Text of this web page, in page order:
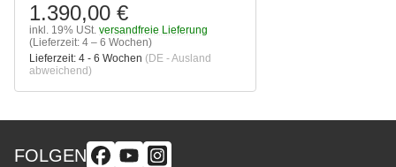
1.390,00 €
inkl. 19% USt. versandfreie Lieferung
(Lieferzeit: 4 – 6 Wochen)
Lieferzeit: 4 - 6 Wochen (DE - Ausland
abweichend)
FOLGEN